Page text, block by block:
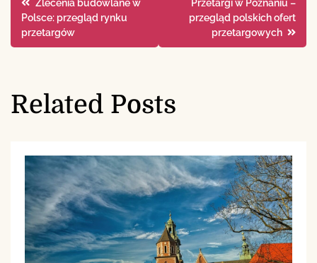
wpisu
Zlecenia budowlane w
Polsce: przegląd rynku
przetargów
Przetargi w Poznaniu –
przegląd polskich ofert
przetargowych
Related Posts